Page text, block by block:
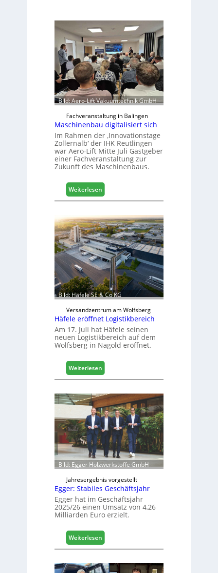
Bild: Aero-Lift Vakuumtechnik GmbH
Fachveranstaltung in Balingen
Maschinenbau digitalisiert sich
Im Rahmen der ‚Innovationstage
Zollernalb‘ der IHK Reutlingen
war Aero-Lift Mitte Juli Gastgeber
einer Fachveranstaltung zur
Zukunft des Maschinenbaus.
Weiterlesen:
M
s
c
h
i
n
e
n
b
a
u
d
i
g
i
t
i
i
e
r
t
s
c
h
Bild: Häfele SE & Co KG
Versandzentrum am Wolfsberg
Häfele eröffnet Logistikbereich
Am 17. Juli hat Häfele seinen
neuen Logistikbereich auf dem
Wolfsberg in Nagold eröffnet.
Weiterlesen:
H
f
e
l
e
e
r
ö
f
f
n
e
t
L
o
s
i
Bild: Egger Holzwerkstoffe GmbH
Jahresergebnis vorgestellt
Egger: Stabiles Geschäftsjahr
Egger hat im Geschäftsjahr
2025/26 einen Umsatz von 4,26
Milliarden Euro erzielt.
Weiterlesen:
E
g